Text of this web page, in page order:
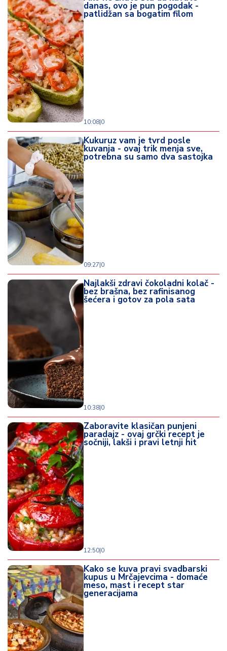
danas, ovo je pun pogodak -
patlidžan sa bogatim filom
10:08|0
Kukuruz vam je tvrd posle
kuvanja - ovaj trik menja sve,
potrebna su samo dva sastojka
09:27|0
Najlakši zdravi čokoladni kolač -
bez brašna, bez rafinisanog
šećera i gotov za pola sata
10:38|0
Zaboravite klasičan punjeni
paradajz - ovaj grčki recept je
sočniji, lakši i pravi letnji hit
12:50|0
Kako se kuva pravi svadbarski
kupus u Mrčajevcima - domaće
meso, mast i recept star
generacijama